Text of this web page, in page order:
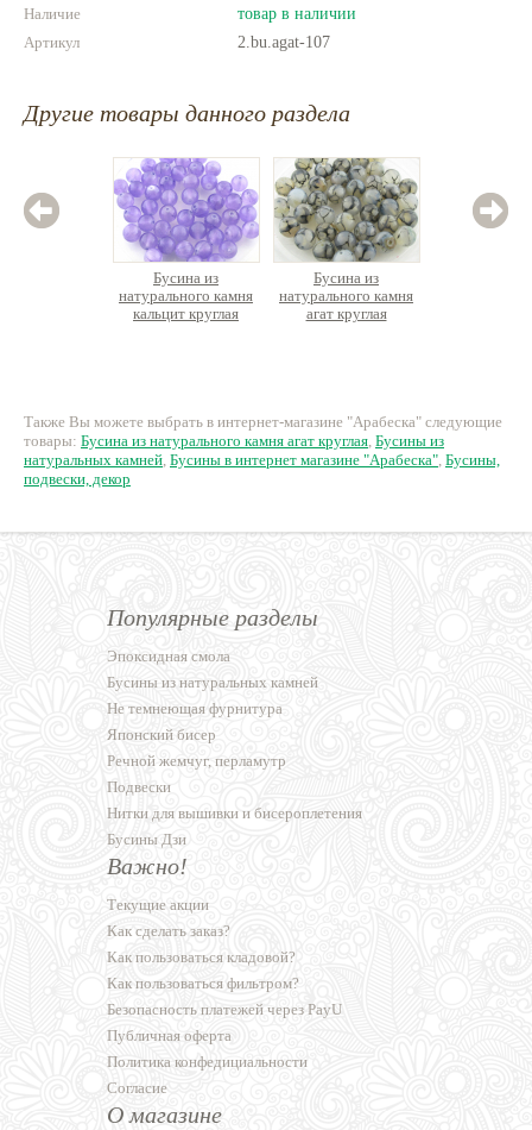
Наличие
товар в наличии
Артикул
2.bu.agat-107
Другие товары данного раздела
Бусина из
натурального камня
кальцит круглая
Бусина из
натурального камня
агат круглая
Также Вы можете выбрать в интернет-магазине "Арабеска" следующие
товары: Бусина из натурального камня агат круглая, Бусины из
натуральных камней, Бусины в интернет магазине "Арабеска", Бусины,
подвески, декор
Популярные разделы
Эпоксидная смола
Бусины из натуральных камней
Не темнеющая фурнитура
Японский бисер
Речной жемчуг, перламутр
Подвески
Нитки для вышивки и бисероплетения
Бусины Дзи
Важно!
Текущие акции
Как сделать заказ?
Как пользоваться кладовой?
Как пользоваться фильтром?
Безопасность платежей через PayU
Публичная оферта
Политика конфедициальности
Согласие
О магазине